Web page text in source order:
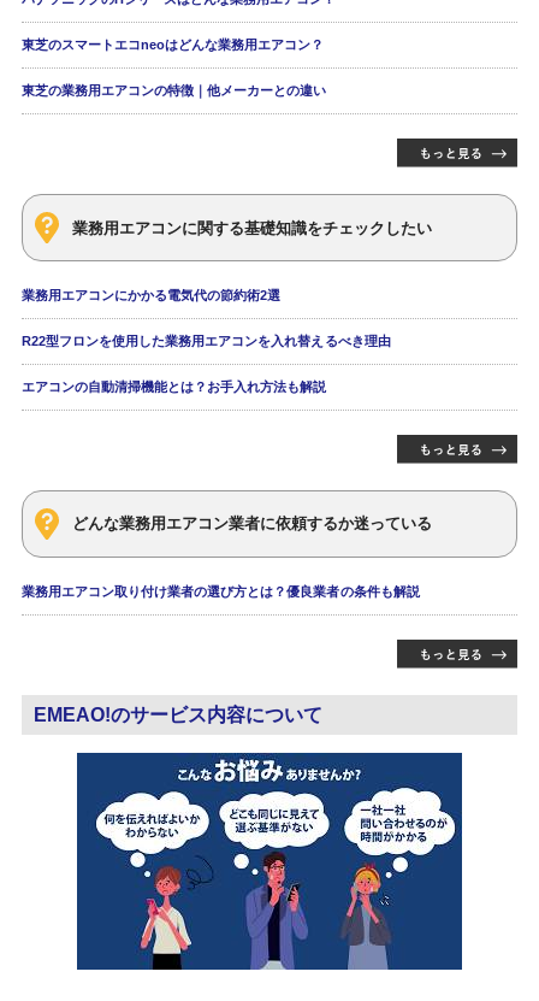
東芝のスマートエコneoはどんな業務用エアコン？
東芝の業務用エアコンの特徴｜他メーカーとの違い
業務用エアコンに関する基礎知識をチェックしたい
業務用エアコンにかかる電気代の節約術2選
R22型フロンを使用した業務用エアコンを入れ替えるべき理由
エアコンの自動清掃機能とは？お手入れ方法も解説
どんな業務用エアコン業者に依頼するか迷っている
業務用エアコン取り付け業者の選び方とは？優良業者の条件も解説
EMEAO!のサービス内容について